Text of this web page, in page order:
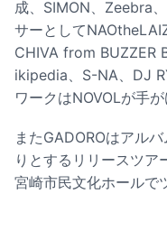
成、SIMON、Zeebra
サーとして
CHIVA from BUZZER
ikipedia、S-NA、DJ
ワークはNOVOLが手が
またGADOROはアル
りとするリリースツ
宮崎市民文化ホールで